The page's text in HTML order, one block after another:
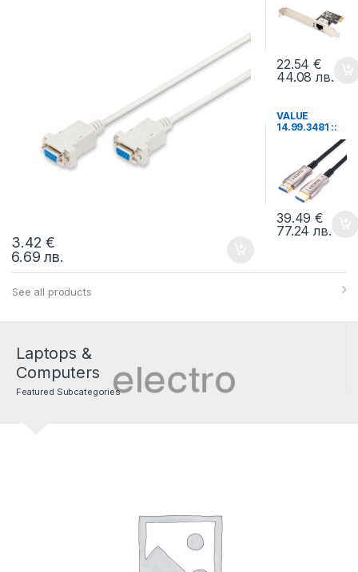
3.42€
6.69лв.
Gigabit, PCI
Express,
Realtek
Profile
22.54€
44.08лв.
VALUE
14.99.3481 ::
Optical
(AOC), M/M,
30.0 м
39.49€
77.24лв.
See all products
Laptops &
Computers
Featured Subcategories